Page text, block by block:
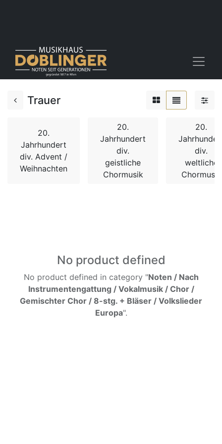
Trauer
20.
Jahrhundert
div. Advent /
Weihnachten
20.
Jahrhundert
div.
geistliche
Chormusik
20.
div.
weltliche
Chormusik
No product defined
No product defined in category "Noten / Nach
Instrumentengattung / Vokalmusik / Chor /
Gemischter Chor / 8-stg. + Bläser / Volkslieder
Europa".